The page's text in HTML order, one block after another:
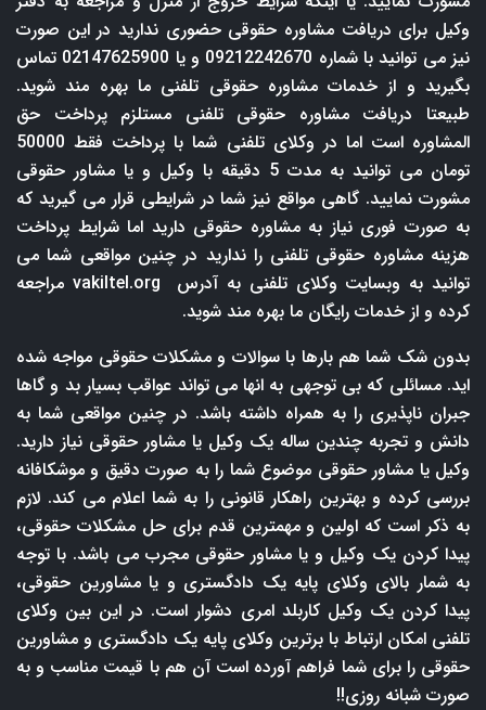
وکیل برای دریافت مشاوره حقوقی حضوری ندارید در این صورت
نیز می توانید با شماره 09212242670 و یا 02147625900 تماس
بگیرید و از خدمات مشاوره حقوقی تلفنی ما بهره مند شوید.
طبیعتا دریافت مشاوره حقوقی تلفنی مستلزم پرداخت حق
المشاوره است اما در وکلای تلفنی شما با پرداخت فقط 50000
تومان می توانید به مدت 5 دقیقه با وکیل و یا مشاور حقوقی
مشورت نمایید. گاهی مواقع نیز شما در شرایطی قرار می گیرید که
به صورت فوری نیاز به مشاوره حقوقی دارید اما شرایط پرداخت
هزینه مشاوره حقوقی تلفنی را ندارید در چنین مواقعی شما می
توانید به وبسایت وکلای تلفنی به آدرس
vakiltel.org مراجعه
کرده و از خدمات رایگان ما بهره مند شوید.
بدون شک شما هم بارها با سوالات و مشکلات حقوقی مواجه شده
اید. مسائلی که بی توجهی به انها می تواند عواقب بسیار بد و گاها
جبران ناپذیری را به همراه داشته باشد. در چنین مواقعی شما به
دانش و تجربه چندین ساله یک وکیل یا مشاور حقوقی نیاز دارید.
وکیل یا مشاور حقوقی موضوع شما را به صورت دقیق و موشکافانه
بررسی کرده و بهترین راهکار قانونی را به شما اعلام می کند. لازم
به ذکر است که اولین و مهمترین قدم برای حل مشکلات حقوقی،
پیدا کردن یک وکیل و یا مشاور حقوقی مجرب می باشد. با توجه
به شمار بالای وکلای پایه یک دادگستری و یا مشاورین حقوقی،
پیدا کردن یک وکیل کاربلد امری دشوار است. در این بین وکلای
تلفنی امکان ارتباط با برترین وکلای پایه یک دادگستری و مشاورین
حقوقی را برای شما فراهم آورده است آن هم با قیمت مناسب و به
صورت شبانه روزی!!